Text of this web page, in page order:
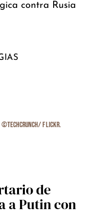
contra Rusia
de
a Putin con